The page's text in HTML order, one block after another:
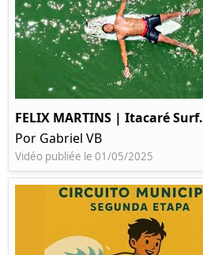
FELIX MARTINS | Itacaré Surf.
Por Gabriel VB
Vidéo publiée le 01/05/2025